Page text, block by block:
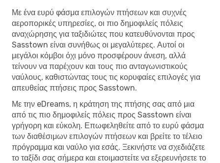
Με ένα ευρύ φάσμα επιλογών πτήσεων και συχνές
αεροπορικές υπηρεσίες, οι πιο δημοφιλείς πόλεις
αναχώρησης για ταξιδιώτες που κατευθύνονται προς
Sasstown είναι συνήθως οι μεγαλύτερες. Αυτοί οι
μεγάλοι κόμβοι όχι μόνο προσφέρουν άνεση, αλλά
τείνουν να παρέχουν και τους πιο ανταγωνιστικούς
ναύλους, καθιστώντας τους τις κορυφαίες επιλογές για
απευθείας πτήσεις προς Sasstown.
Με την eDreams, η κράτηση της πτήσης σας από μια
από τις πιο δημοφιλείς πόλεις προς Sasstown είναι
γρήγορη και εύκολη. Επωφεληθείτε από το ευρύ φάσμα
των διαθέσιμων επιλογών πτήσεων και βρείτε το τέλειο
πρόγραμμα και ναύλο για εσάς. Ξεκινήστε να σχεδιάζετε
το ταξίδι σας σήμερα και ετοιμαστείτε να εξερευνήσετε το